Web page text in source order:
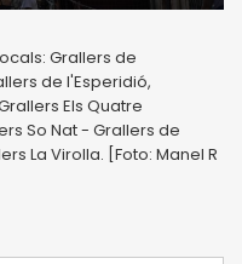
Grallers de
de l'Esperidió,
Els Quatre
So Nat - Grallers de
La Virolla. [Foto: Manel R